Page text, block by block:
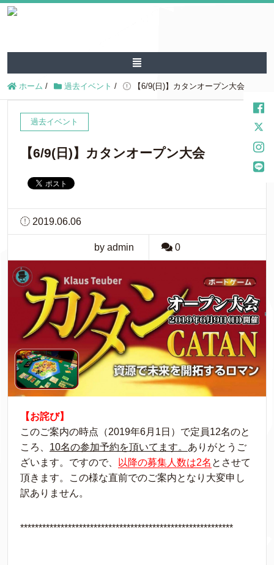
ホーム / 過去イベント / 【6/9(日)】カタンオープン大会
過去イベント
【6/9(日)】カタンオープン大会
2019.06.06
by admin 0
【お詫び】
このご案内の時点（2019年6月1日）で定員12名のと
ころ、 10名の参加予約を頂いてます。 ありがとうご
ざいます。ですので、
以降の募集人数は2名 とさせて
頂きます。この様な直前でのご案内となり大変申し
訳ありません。
**********************************************************